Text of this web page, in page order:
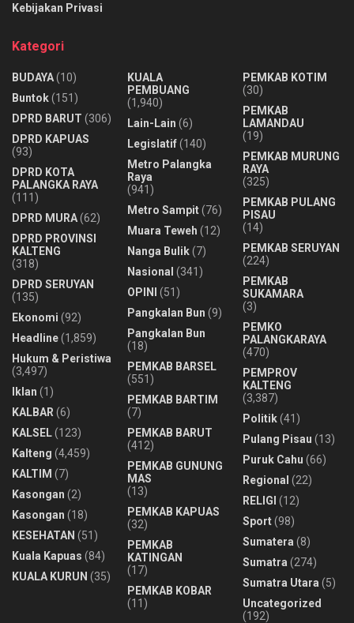
Kebijakan Privasi
Kategori
BUDAYA(10)
Buntok(151)
DPRD BARUT (306)
DPRD KAPUAS
(93)
DPRD KOTA
PALANGKA RAYA
(111)
DPRD MURA(62)
DPRD PROVINSI
KALTENG
(318)
DPRD SERUYAN
(135)
Ekonomi (92)
Headline(1,859)
Hukum & Peristiwa
(3,497)
Iklan (1)
KALBAR (6)
KALSEL(123)
Kalteng (4,459)
KALTIM (7)
Kasongan (2)
Kasongan (18)
KESEHATAN (51)
Kuala Kapuas (84)
KUALA KURUN (35)
KUALA
PEMBUANG
(1,940)
Lain-Lain (6)
Legislatif(140)
Metro Palangka
Raya
(941)
Metro Sampit(76)
Muara Teweh (12)
Nanga Bulik(7)
Nasional (341)
OPINI
(51)
Pangkalan Bun (9)
Pangkalan Bun
(18)
PEMKAB BARSEL
(551)
PEMKAB BARTIM
(7)
PEMKAB BARUT
(412)
PEMKAB GUNUNG
MAS
(13)
PEMKAB KAPUAS
(32)
PEMKAB
KATINGAN
(17)
PEMKAB KOBAR
(11)
PEMKAB KOTIM
(30)
PEMKAB
LAMANDAU
(19)
PEMKAB MURUNG
RAYA
(325)
PEMKAB PULANG
PISAU
(14)
PEMKAB SERUYAN
(224)
PEMKAB
SUKAMARA
(3)
PEMKO
PALANGKARAYA
(470)
PEMPROV
KALTENG
(3,387)
Politik(41)
Pulang Pisau (13)
Puruk Cahu (66)
Regional (22)
RELIGI (12)
Sport(98)
Sumatera (8)
Sumatra (274)
Sumatra Utara (5)
Uncategorized
(192)